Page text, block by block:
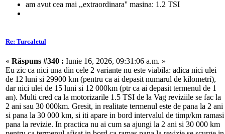
am avut cea mai ,,extraordinara'' masina: 1.2 TSI
Re: Turcaletul
« Răspuns #340 : Iunie 16, 2026, 09:31:06 a.m. »
Eu zic ca nici una din cele 2 variante nu este viabila: adica nici ulei
de 12 luni si 29900 km (pentru ca ai depasit numarul de kilometri),
dar nici ulei de 15 luni si 12 000km (ptr ca ai depasit termenul de 1
an). Multi cred ca la motorizarile 1.5 TSI de la Vag reviziile se fac la
2 ani sau 30 000km. Gresit, in realitate termenul este de pana la 2 ani
si pana la 30 000 km, si iti apare in bord intervalul de timp/km ramasi
pana la revizie. In practica nu ai cum sa ajungi la 2 ani si 30 000 km